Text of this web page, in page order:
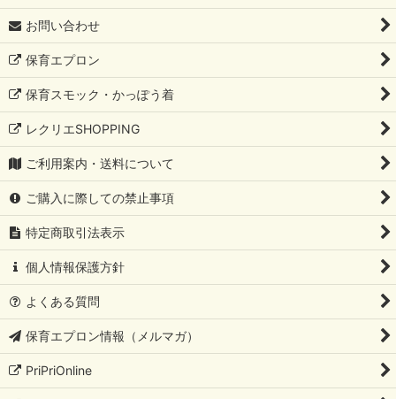
お問い合わせ
保育エプロン
保育スモック・かっぽう着
レクリエSHOPPING
ご利用案内・送料について
ご購入に際しての禁止事項
特定商取引法表示
個人情報保護方針
よくある質問
保育エプロン情報（メルマガ）
PriPriOnline